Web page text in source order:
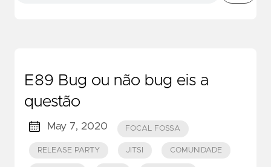
E89 Bug ou não bug eis a
questão
May 7, 2020 FOCAL FOSSA
RELEASE PARTY JITSI COMUNIDADE